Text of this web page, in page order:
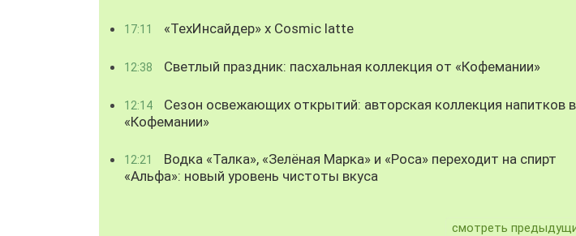
17:11 «ТехИнсайдер» х Cosmic latte
12:38 Светлый праздник: пасхальная коллекция от «Кофемании»
12:14
Сезон освежающих открытий: авторская коллекция напитков в
«Кофемании»
12:21
Водка «Талка», «Зелёная Марка» и «Роса» переходит на спирт
«Альфа»: новый уровень чистоты вкуса
смотреть